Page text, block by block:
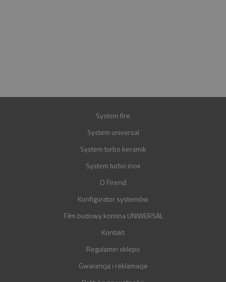
System fire
System universal
System turbo keramik
System turbo inox
O Firend
Konfigurator systemów
Film budowy komina UNIWERSAL
Kontakt
Regulamin sklepu
Gwarancja i reklamacje